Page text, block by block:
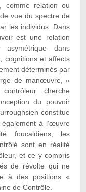
comme relation ou
vue du spectre de
les individus. Dans
est une relation
asymétrique dans
cognitions et affects
déterminés par
de manœuvre, «
cherche
du pouvoir
constitue
à l’œuvre
foucaldiens, les
sont en réalité
et ce y compris
de révolte qui ne
à des positions «
de Contrôle.